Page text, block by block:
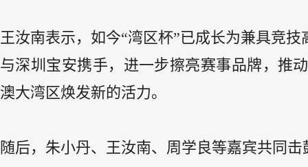
王汝南表示，如今“湾区杯”已成长为兼具竞
与深圳宝安携手，进一步擦亮赛事品牌，推
澳大湾区焕发新的活力。
随后，朱小丹、王汝南、周学良等嘉宾共同